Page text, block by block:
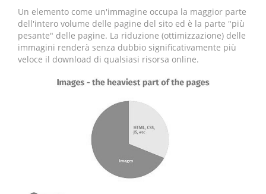
Un elemento come un'immagine occupa la maggior parte
dell'intero volume delle pagine del sito ed è la parte "più
pesante" delle pagine. La riduzione (ottimizzazione) delle
immagini renderà senza dubbio significativamente più
veloce il download di qualsiasi risorsa online.